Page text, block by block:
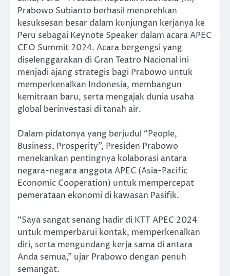
Prabowo Subianto berhasil menorehkan
kesuksesan besar dalam kunjungan kerjanya ke
Peru sebagai Keynote Speaker dalam acara APEC
CEO Summit 2024. Acara bergengsi yang
diselenggarakan di Gran Teatro Nacional ini
menjadi ajang strategis bagi Prabowo untuk
memperkenalkan Indonesia, membangun
kemitraan baru, serta mengajak dunia usaha
global berinvestasi di tanah air.
Dalam pidatonya yang berjudul “People,
Business, Prosperity”, Presiden Prabowo
menekankan pentingnya kolaborasi antara
negara-negara anggota APEC (Asia-Pacific
Economic Cooperation) untuk mempercepat
pemerataan ekonomi di kawasan Pasifik.
“Saya sangat senang hadir di KTT APEC 2024
untuk memperbarui kontak, memperkenalkan
diri, serta mengundang kerja sama di antara
Anda semua,” ujar Prabowo dengan penuh
semangat.